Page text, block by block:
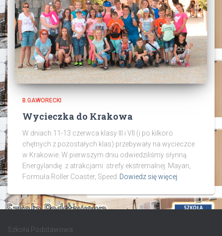
B.GAWORECKI
Wycieczka do Krakowa
W dniach 11-13 czerwca klasy III i VII (i po kilkoro
chętnych z pozostałych klas) przebywały na wycieczce
w Krakowie. W pierwszym dniu odwiedziliśmy słynną
Energylandię z atrakcjami strefy ekstremalnej: Mayan,
Formuła Roller Coaster, Speed Dowiedz się więcej
Szkoła Podstawowa